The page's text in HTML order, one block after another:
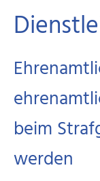
beim
werden